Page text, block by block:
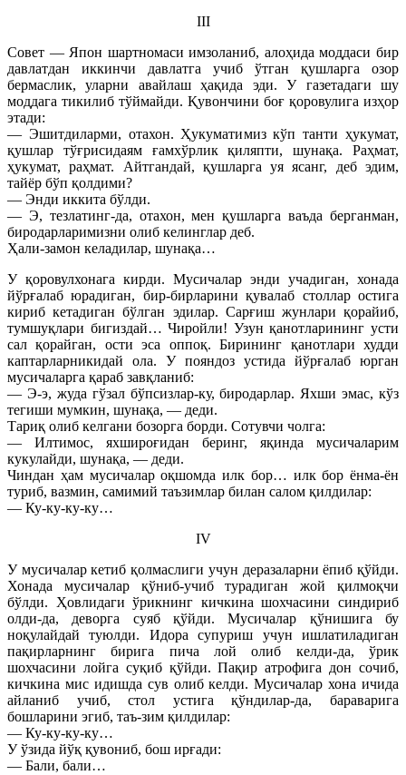
III
Совет — Япон шартномаси имзоланиб, алоҳида моддаси бир
давлатдан иккинчи давлатга учиб ўтган қушларга озор
бермаслик, уларни авайлаш ҳақида эди. У газетадаги шу
моддага тикилиб тўймайди. Қувончини боғ қоровулига изҳор
этади:
— Эшитдиларми, отахон. Ҳукуматимиз кўп танти ҳукумат,
қушлар тўғрисидаям ғамхўрлик қиляпти, шунақа. Раҳмат,
ҳукумат, раҳмат. Айтгандай, қушларга уя ясанг, деб эдим,
тайёр бўп қолдими?
— Энди иккита бўлди.
— Э, тезлатинг-да, отахон, мен қушларга ваъда берганман,
биродарларимизни олиб келинглар деб.
Ҳали-замон келадилар, шунақа…
У қоровулхонага кирди. Мусичалар энди учадиган, хонада
йўрғалаб юрадиган, бир-бирларини қувалаб столлар остига
кириб кетадиган бўлган эдилар. Сарғиш жунлари қорайиб,
тумшуқлари бигиздай… Чиройли! Узун қанотларининг усти
сал қорайган, ости эса оппоқ. Бирининг қанотлари худди
каптарларникидай ола. У пояндоз устида йўрғалаб юрган
мусичаларга қараб завқланиб:
— Э-э, жуда гўзал бўпсизлар-ку, биродарлар. Яхши эмас, кўз
тегиши мумкин, шунақа, — деди.
Тариқ олиб келгани бозорга борди. Сотувчи чолга:
— Илтимос, яхшироғидан беринг, яқинда мусичаларим
кукулайди, шунақа, — деди.
Чиндан ҳам мусичалар оқшомда илк бор… илк бор ёнма-ён
туриб, вазмин, самимий таъзимлар билан салом қилдилар:
— Ку-ку-ку-ку…
IV
У мусичалар кетиб қолмаслиги учун деразаларни ёпиб қўйди.
Хонада мусичалар қўниб-учиб турадиган жой қилмоқчи
бўлди. Ҳовлидаги ўрикнинг кичкина шохчасини синдириб
олди-да, деворга суяб қўйди. Мусичалар қўнишига бу
ноқулайдай туюлди. Идора супуриш учун ишлатиладиган
пақирларнинг бирига пича лой олиб келди-да, ўрик
шохчасини лойга суқиб қўйди. Пақир атрофига дон сочиб,
кичкина мис идишда сув олиб келди. Мусичалар хона ичида
айланиб учиб, стол устига қўндилар-да, бараварига
бошларини эгиб, таъ-зим қилдилар:
— Ку-ку-ку-ку…
У ўзида йўқ қувониб, бош ирғади:
— Бали, бали…